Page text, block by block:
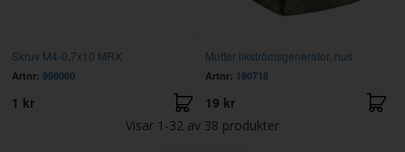
Skruv M4-0,7x10 MRX
Artnr: 956060
1 kr
Mutter likströmsgenerator, hus
Artnr: 190718
19 kr
Visar 1-32 av 38 produkter